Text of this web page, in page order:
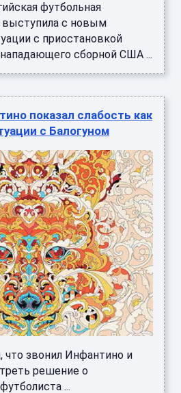
футбольная
выступила с новым
с приостановкой
сборной США ...
показал слабость как
с Балогуном
что звонил Инфантино и
решение о
...